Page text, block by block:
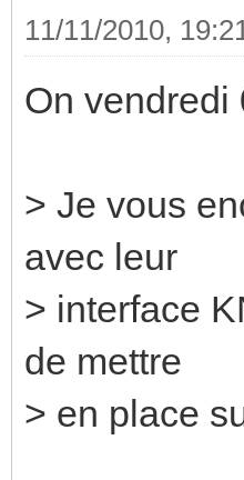
11/11/2010,
On vendredi
> Je vous
avec leur
> interface
de mettre
> en place